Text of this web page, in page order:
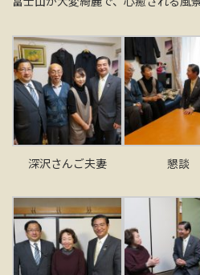
深沢さんご夫妻 懇談